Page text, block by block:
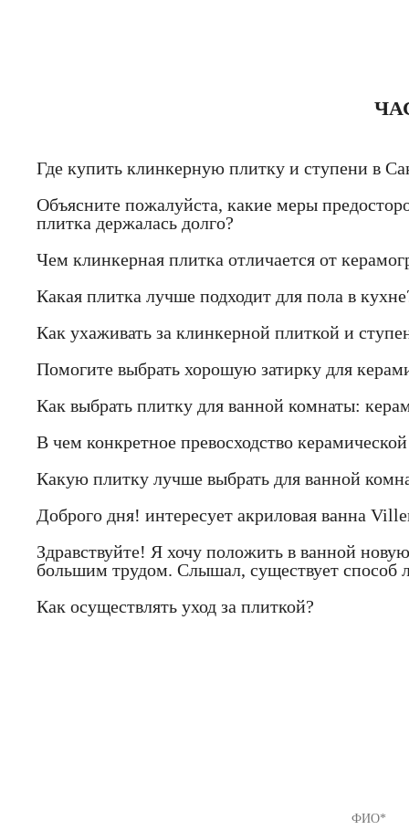
Где купить клинкерную плитку и ступени в
Объясните пожалуйста, какие меры
плитка держалась долго?
Чем клинкерная плитка отличается от
Какая плитка лучше подходит для пола в
Как ухаживать за клинкерной плиткой и
Помогите выбрать хорошую затирку для
Как выбрать плитку для ванной комнаты:
В чем конкретное превосходство
Какую плитку лучше выбрать для ванной
Доброго дня! интересует акриловая ванна
Здравствуйте! Я хочу положить в ванной
большим трудом. Слышал, существует способ
Как осуществлять уход за плиткой?